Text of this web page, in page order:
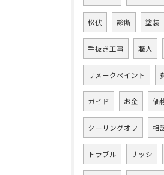
松伏 診断 塗装
手抜き工事 職人
リメークペイント
ガイド お金 価
クーリングオフ 相
トラブル サッシ